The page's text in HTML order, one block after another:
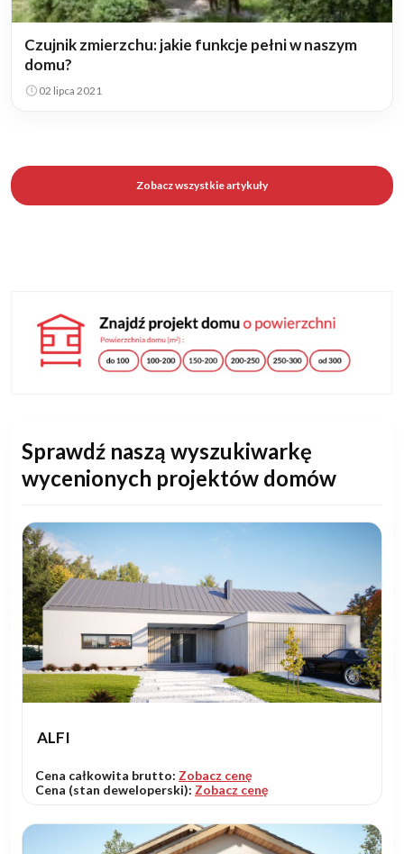
Czujnik zmierzchu: jakie funkcje pełni w naszym
domu?
02 lipca 2021
Zobacz wszystkie artykuły
Sprawdź naszą wyszukiwarkę
wycenionych projektów domów
ALFI
Cena całkowita brutto: Zobacz cenę
Cena (stan deweloperski): Zobacz cenę